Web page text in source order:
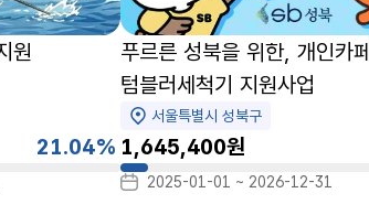
원
21.04%
푸르른 성북을 위한, 개인카페
텀블러세척기 지원사업
서울특별시 성북구
1,645,400원
8.22%2025-01-01 ~ 2026-12-31